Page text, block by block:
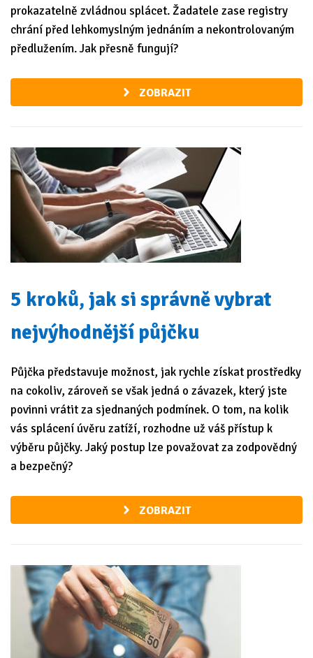
prokazatelně zvládnou splácet. Žadatele zase registry
chrání před lehkomyslným jednáním a nekontrolovaným
předlužením. Jak přesně fungují?
ZOBRAZIT
5 kroků, jak si správně vybrat
nejvýhodnější půjčku
Půjčka představuje možnost, jak rychle získat prostředky
na cokoliv, zároveň se však jedná o závazek, který jste
povinni vrátit za sjednaných podmínek. O tom, na kolik
vás splácení úvěru zatíží, rozhodne už váš přístup k
výběru půjčky. Jaký postup lze považovat za zodpovědný
a bezpečný?
ZOBRAZIT